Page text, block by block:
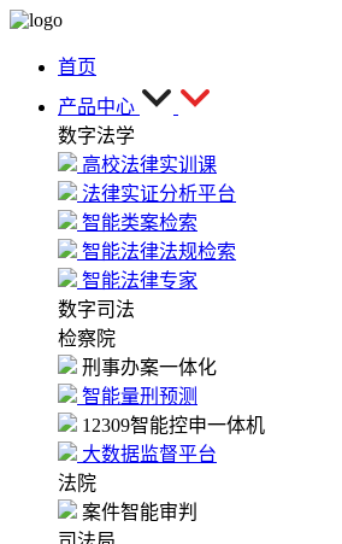
首页
产品中心
数字法学
高校法律实训课
法律实证分析平台
智能类案检索
智能法律法规检索
智能法律专家
数字司法
检察院
刑事办案一体化
智能量刑预测
12309智能控申一体机
大数据监督平台
法院
案件智能审判